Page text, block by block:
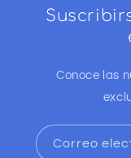
Conoce las
Correo